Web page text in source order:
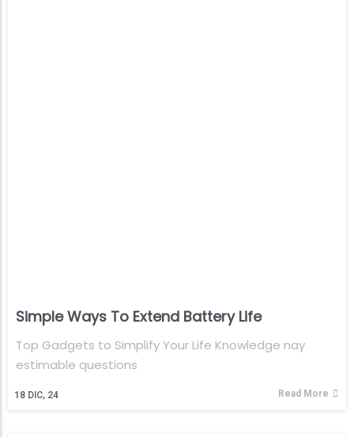
Simple Ways To Extend Battery Life
18 DIC, 24
Top Gadgets to Simplify Your Life Knowledge nay
estimable questions
Read More